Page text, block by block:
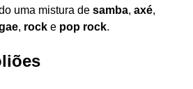
uma mistura de samba, axé,
, rock e pop rock.